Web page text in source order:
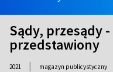
Sądy, przesądy
przedstawiony
2021 | magazyn publicystyczny